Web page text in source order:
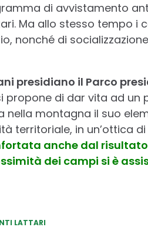
di avvistamento
Ma allo stesso tempo i
nonché di
presidiano il Parco
propone di dar vita ad un
nella montagna il suo
territoriale, in un’ottica
anche dal risultato
dei campi si è
LATTARI